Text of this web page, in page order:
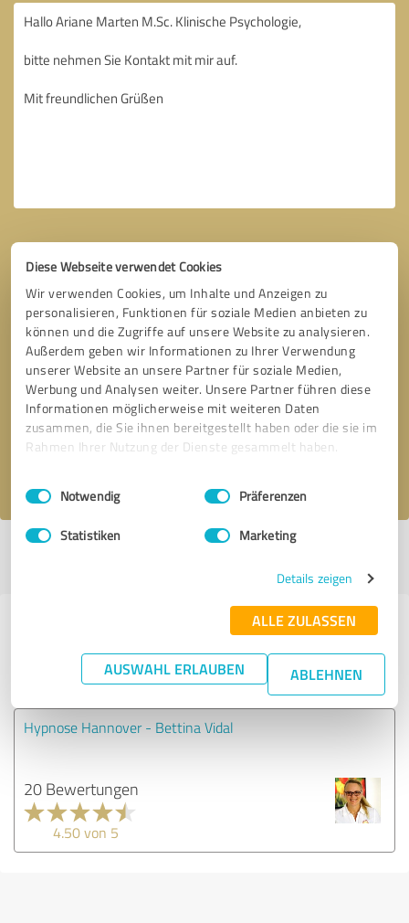
Diese Webseite verwendet Cookies
Wir verwenden Cookies, um Inhalte und Anzeigen zu
personalisieren, Funktionen für soziale Medien anbieten zu
können und die Zugriffe auf unsere Website zu analysieren.
Außerdem geben wir Informationen zu Ihrer Verwendung
unserer Website an unsere Partner für soziale Medien,
Werbung und Analysen weiter. Unsere Partner führen diese
Informationen möglicherweise mit weiteren Daten
zusammen, die Sie ihnen bereitgestellt haben oder die sie im
Rahmen Ihrer Nutzung der Dienste gesammelt haben.
Impressum Datenschutzbestimmungen
Einwilligungsauswahl
Notwendig Präferenzen
Statistiken Marketing
Details zeigen
ALLE ZULASSEN
AUSWAHL ERLAUBEN ABLEHNEN
Bitte um Rückruf * Erforderliche Angaben
Nachricht senden
Erfahrungen zu weiteren
Anbietern aus dem Bereich Ärzte &
Heilpraktiker
Hypnose Hannover - Bettina Vidal
20 Bewertungen
4.50 von 5